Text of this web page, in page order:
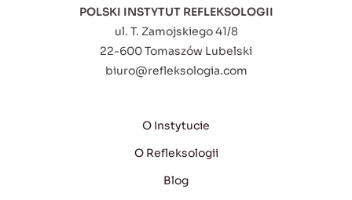
POLSKI INSTYTUT REFLEKSOLOGII
ul. T. Zamojskiego 41/8
22-600 Tomaszów Lubelski
biuro@refleksologia.com
O Instytucie
O Refleksologii
Blog